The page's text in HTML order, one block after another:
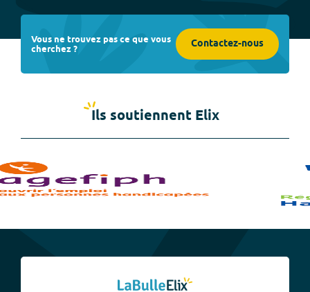
Vous ne trouvez pas ce que vous
cherchez ? Contactez-nous
Ils soutiennent Elix